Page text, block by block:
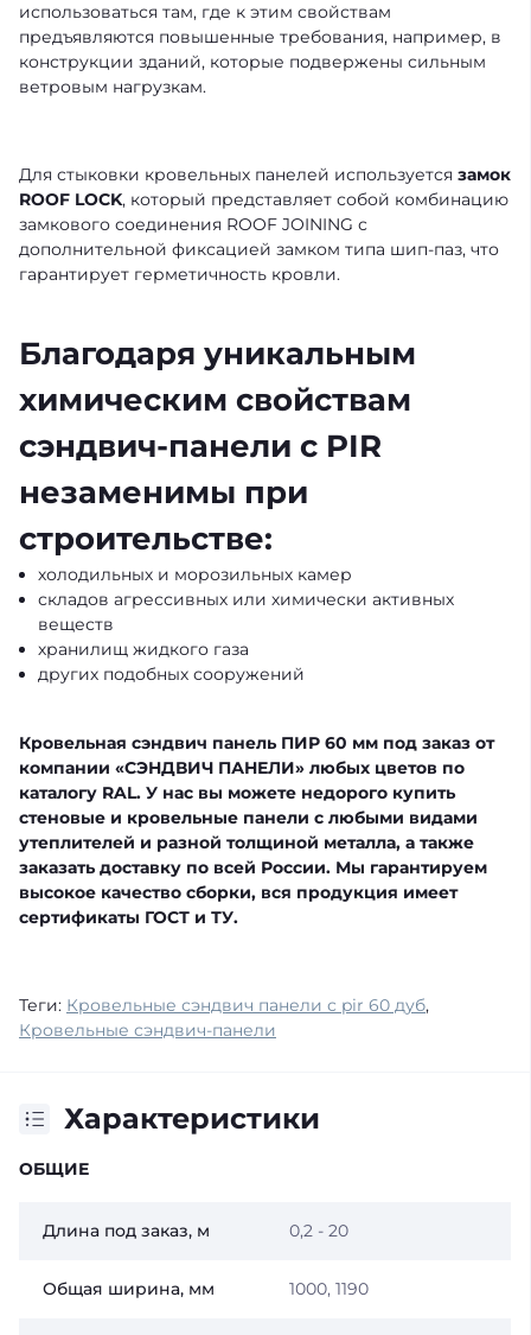
использоваться там, где к этим свойствам
предъявляются повышенные требования, например, в
конструкции зданий, которые подвержены сильным
ветровым нагрузкам.
Для стыковки кровельных панелей используется замок
ROOF LOCK, который представляет собой комбинацию
замкового соединения ROOF JOINING с
дополнительной фиксацией замком типа шип-паз, что
гарантирует герметичность кровли.
Благодаря уникальным
химическим свойствам
сэндвич-панели с PIR
незаменимы при
строительстве:
холодильных и морозильных камер
складов агрессивных или химически активных
веществ
хранилищ жидкого газа
других подобных сооружений
Кровельная сэндвич панель ПИР 60 мм под заказ от
компании «СЭНДВИЧ ПАНЕЛИ» любых цветов по
каталогу RAL. У нас вы можете недорого купить
стеновые и кровельные панели с любыми видами
утеплителей и разной толщиной металла, а также
заказать доставку по всей России. Мы гарантируем
высокое качество сборки, вся продукция имеет
сертификаты ГОСТ и ТУ.
Теги: Кровельные сэндвич панели с pir 60 дуб,
Кровельные сэндвич-панели
Характеристики
ОБЩИЕ
Длина под заказ, м 0,2 - 20
Общая ширина, мм 1000, 1190